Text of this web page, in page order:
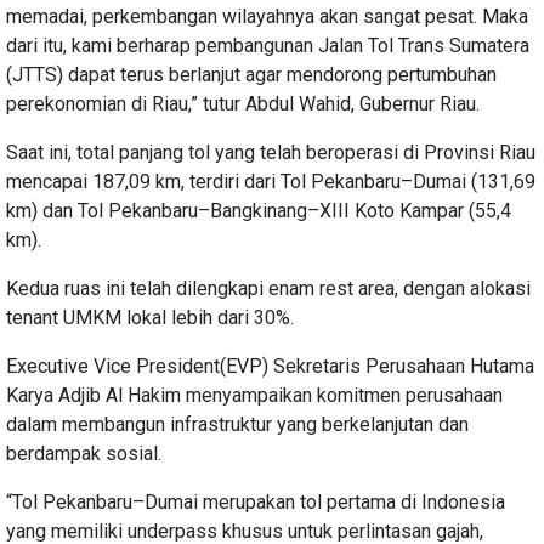
memadai, perkembangan wilayahnya akan sangat pesat. Maka
dari itu, kami berharap pembangunan Jalan Tol Trans Sumatera
(JTTS) dapat terus berlanjut agar mendorong pertumbuhan
perekonomian di Riau,” tutur Abdul Wahid, Gubernur Riau.
Saat ini, total panjang tol yang telah beroperasi di Provinsi Riau
mencapai 187,09 km, terdiri dari Tol Pekanbaru–Dumai (131,69
km) dan Tol Pekanbaru–Bangkinang–XIII Koto Kampar (55,4
km).
Kedua ruas ini telah dilengkapi enam rest area, dengan alokasi
tenant UMKM lokal lebih dari 30%.
Executive Vice President(EVP) Sekretaris Perusahaan Hutama
Karya Adjib Al Hakim menyampaikan komitmen perusahaan
dalam membangun infrastruktur yang berkelanjutan dan
berdampak sosial.
“Tol Pekanbaru–Dumai merupakan tol pertama di Indonesia
yang memiliki underpass khusus untuk perlintasan gajah,